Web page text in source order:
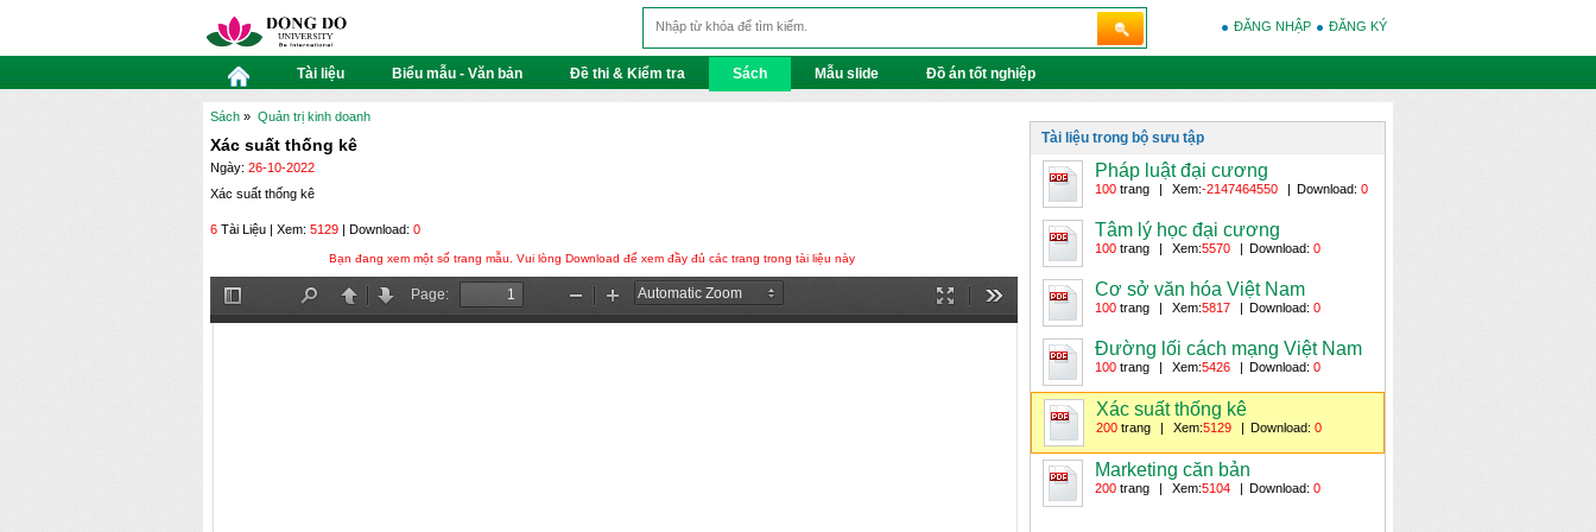
ĐĂNG NHẬP ĐĂNG KÝ
Tài liệu Biểu mẫu - Văn bản Đề thi & Kiểm tra Sách Mẫu slide Đồ án tốt nghiệp
Sách » Quản trị kinh doanh
Xác suất thống kê
Ngày: 26-10-2022
Xác suất thống kê
6 Tài Liệu | Xem: 5129 | Download: 0
Bạn đang xem một số trang mẫu. Vui lòng Download để xem đầy đủ các trang trong tài liệu này
Toggle
Sidebar
Find PreviousNext
Page:
Presentation
Mode
Tools
Zoom
Out
Zoom
In
Tài liệu trong bộ sưu tập
Pháp luật đại cương
100 trang | Xem:-2147464550 | Download: 0
Tâm lý học đại cương
100 trang | Xem:5570 | Download: 0
Cơ sở văn hóa Việt Nam
100 trang | Xem:5817 | Download: 0
Đường lối cách mạng Việt Nam
100 trang | Xem:5426 | Download: 0
Xác suất thống kê
200 trang | Xem:5129 | Download: 0
Marketing căn bản
200 trang | Xem:5104 | Download: 0